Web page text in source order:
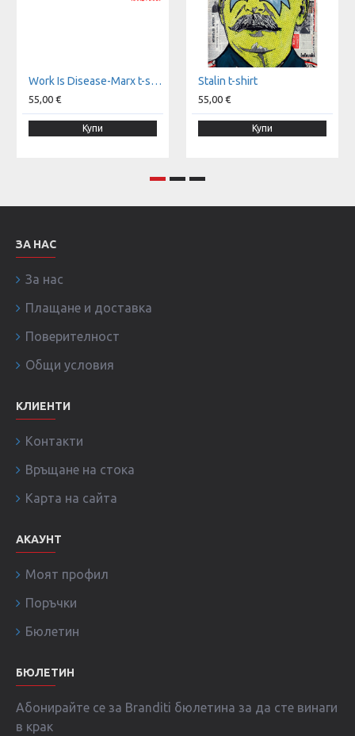
Work Is Disease-Marx t-shirt
55,00 €
Купи
Stalin t-shirt
55,00 €
Купи
ЗА НАС
За нас
Плащане и доставка
Поверителност
Общи условия
КЛИЕНТИ
Контакти
Връщане на стока
Карта на сайта
АКАУНТ
Моят профил
Поръчки
Бюлетин
БЮЛЕТИН
Абонирайте се за Branditi бюлетина за да сте винаги
в крак